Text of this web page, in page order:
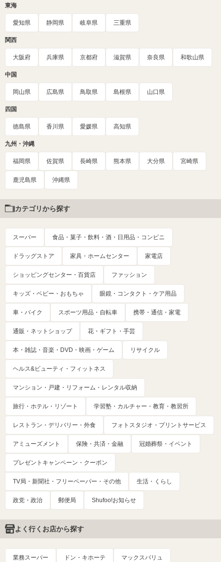
東海
愛知県 静岡県 岐阜県 三重県
関西
大阪府 兵庫県 京都府 滋賀県 奈良県 和歌山県
中国
岡山県 広島県 鳥取県 島根県 山口県
四国
徳島県 香川県 愛媛県 高知県
九州・沖縄
福岡県 佐賀県 長崎県 熊本県 大分県 宮崎県
鹿児島県 沖縄県
カテゴリから探す
スーパー 食品・菓子・飲料・酒・日用品・コンビニ
ドラッグストア 家具・ホームセンター 家電店
ショッピングセンター・百貨店 ファッション
キッズ・ベビー・おもちゃ 眼鏡・コンタクト・ケア用品
車・バイク スポーツ用品・自転車 携帯・通信・家電
通販・ネットショップ 花・ギフト・手芸
本・雑誌・音楽・DVD・映画・ゲーム リサイクル
ヘルス&ビューティ・フィットネス
マンション・戸建・リフォーム・レンタル収納
旅行・ホテル・リゾート 学習塾・カルチャー・教育・教習所
レストラン・デリバリー・外食 フォトスタジオ・プリントサービス
アミューズメント 保険・共済・金融 冠婚葬祭・イベント
プレゼントキャンペーン・クーポン
TV局・新聞社・フリーペーパー・その他 生活・くらし
政党・政治 郵便局 Shufoo!お知らせ
よく行くお店から探す
業務スーパー ドン・キホーテ マックスバリュ